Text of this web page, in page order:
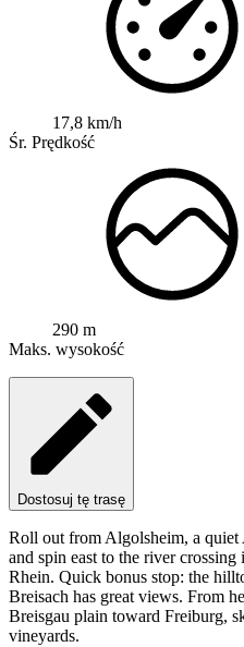
17,8 km/h
Śr. Prędkość
290 m
Maks. wysokość
Dostosuj tę trasę
Roll out from Algolsheim, a quiet
and spin east to the river
Rhein. Quick bonus stop: the
Breisach has great views. From
Breisgau plain toward Freiburg,
vineyards.